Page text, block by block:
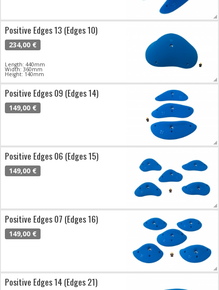
Positive Edges 13 (Edges 10)
234,00 €
Length: 440mm
Width: 360mm
Height: 140mm
Positive Edges 09 (Edges 14)
149,00 €
Positive Edges 06 (Edges 15)
149,00 €
Positive Edges 07 (Edges 16)
149,00 €
Positive Edges 14 (Edges 21)